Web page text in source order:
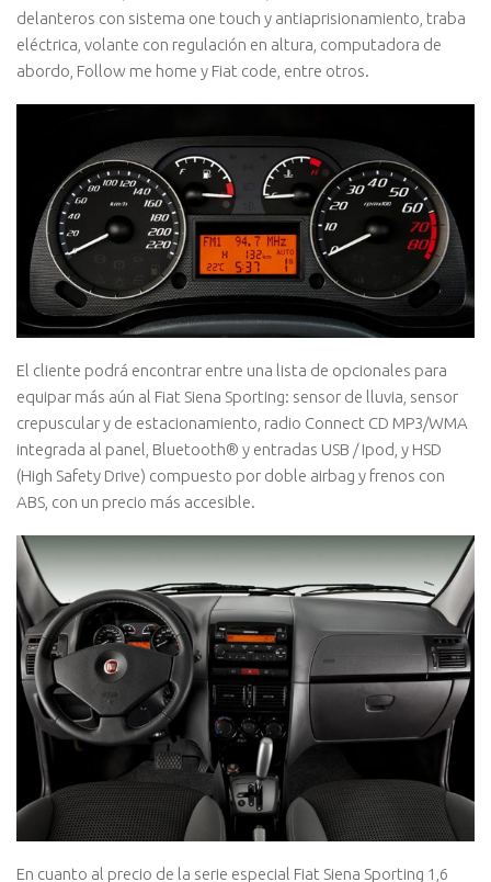
delanteros con sistema one touch y antiaprisionamiento, traba
eléctrica, volante con regulación en altura, computadora de
abordo, Follow me home y Fiat code, entre otros.
El cliente podrá encontrar entre una lista de opcionales para
equipar más aún al Fiat Siena Sporting: sensor de lluvia, sensor
crepuscular y de estacionamiento, radio Connect CD MP3/WMA
integrada al panel, Bluetooth® y entradas USB / Ipod, y HSD
(High Safety Drive) compuesto por doble airbag y frenos con
ABS, con un precio más accesible.
En cuanto al precio de la serie especial Fiat Siena Sporting 1,6